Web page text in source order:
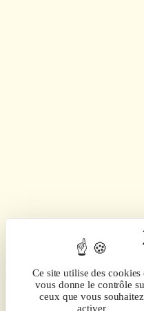
Ce site utilise des cookies
vous donne le contrôle
ceux que vous souhaitez
activer